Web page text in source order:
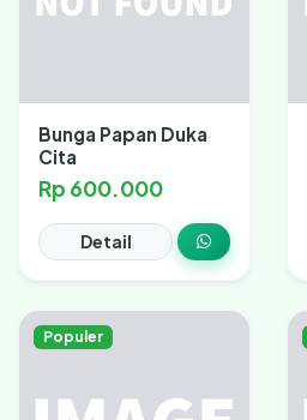
Bunga Papan Duka
Cita
Rp 600.000
Detail
Populer